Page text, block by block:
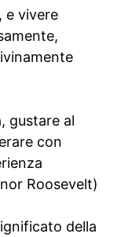
e vivere
gustare al
con
Roosevelt)
della